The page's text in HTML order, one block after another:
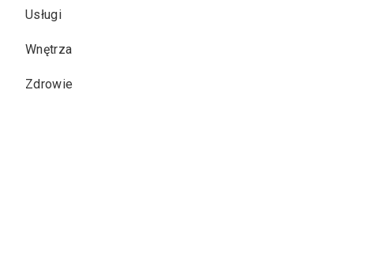
Usługi
Wnętrza
Zdrowie